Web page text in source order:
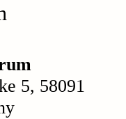
5, 58091